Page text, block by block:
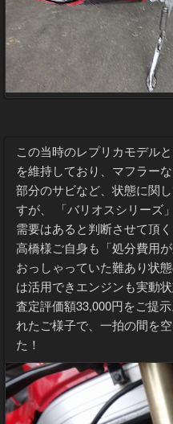
この当時のレプリカモデル
を維持しており、マフラー
部分のサビなど、状態に関
すが、 「バリオスシリーズ
需要はあると判断させて頂く
高橋様ご自身も「処分費用
おっしゃっていた難あり状
は活用できエンジンも実動
査定評価額33,000円をご提
れたご様子で、一拍の間を
た！